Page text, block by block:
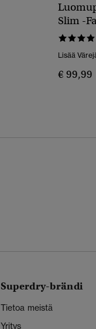
Slim -
Lisää
€ 99,99
Superdry-brändi
Tietoa meistä
Yritys